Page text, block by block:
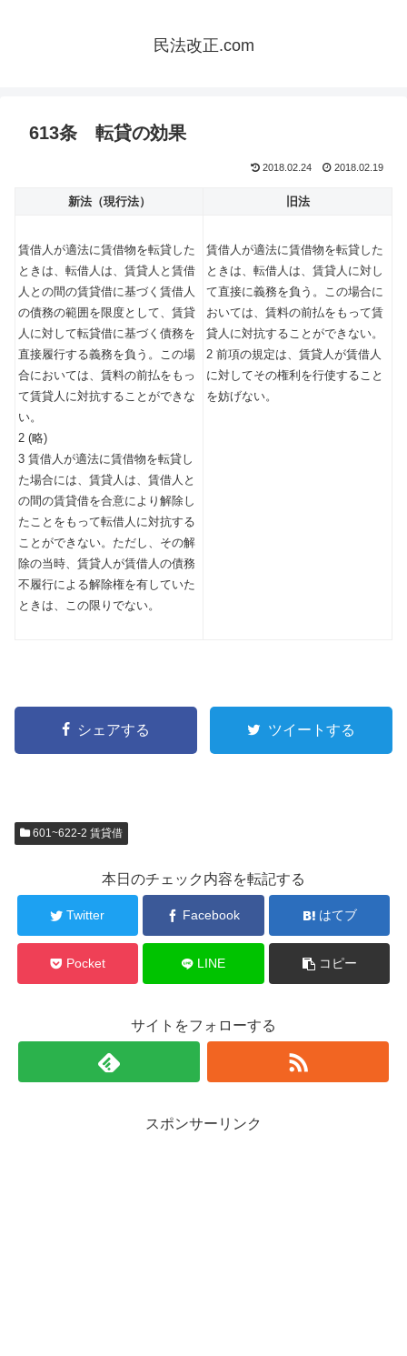
民法改正.com
613条 転貸の効果
2018.02.24 2018.02.19
新法（現行法） 旧法
賃借人が適法に賃借物を転貸した
ときは、転借人は、賃貸人と賃借
人との間の賃貸借に基づく賃借人
の債務の範囲を限度として、賃貸
人に対して転貸借に基づく債務を
直接履行する義務を負う。この場
合においては、賃料の前払をもっ
て賃貸人に対抗することができな
い。
2 (略)
3 賃借人が適法に賃借物を転貸し
た場合には、賃貸人は、賃借人と
の間の賃貸借を合意により解除し
たことをもって転借人に対抗する
ことができない。ただし、その解
除の当時、賃貸人が賃借人の債務
不履行による解除権を有していた
ときは、この限りでない。
賃借人が適法に賃借物を転貸した
ときは、転借人は、賃貸人に対し
て直接に義務を負う。この場合に
おいては、賃料の前払をもって賃
貸人に対抗することができない。
2 前項の規定は、賃貸人が賃借人
に対してその権利を行使すること
を妨げない。
シェアする ツイートする
601~622-2 賃貸借
本日のチェック内容を転記する
Twitter Facebook はてブ
Pocket LINE コピー
サイトをフォローする
スポンサーリンク